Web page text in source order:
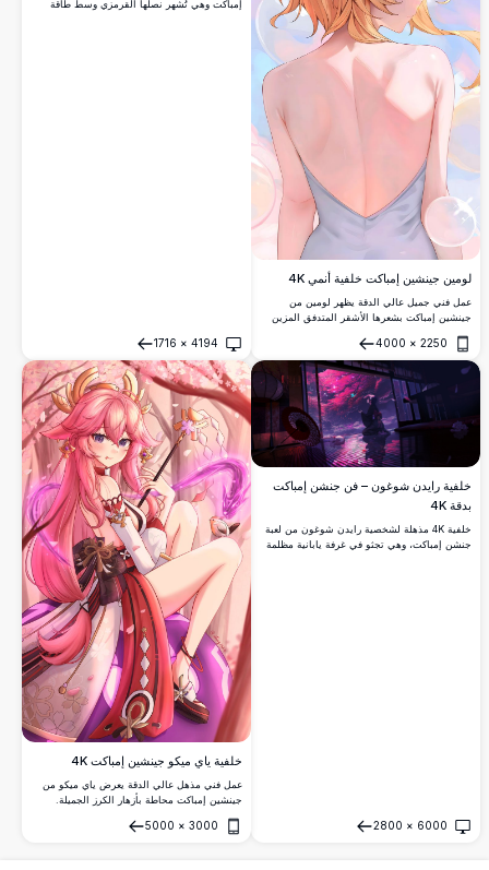
لومين جينشين إمباكت خلفية أنمي 4K
عمل فني جميل عالي الدقة يظهر لومين من
جينشين إمباكت بشعرها الأشقر المتدفق المزين
الناعمة والجو الحالم يخلقان جمالية هادئة وأثيرية
مثالية لعشاق الأنمي ومحبي جينشين إمباكت.
2250
×
4000
فتح
إمباكت وهي تُشهر نصلها القرمزي وسط طاقة
4194
×
1716
فتح
خلفية رايدن شوغون – فن جنشن إمباكت
بدقة 4K
خلفية 4K مذهلة لشخصية رايدن شوغون من لعبة
جنشن إمباكت، وهي تجثو في غرفة يابانية مظلمة
6000
×
2800
فتح
خلفية ياي ميكو جينشين إمباكت 4K
عمل فني مذهل عالي الدقة يعرض ياي ميكو من
جينشين إمباكت محاطة بأزهار الكرز الجميلة.
بألوان وردية وبنفسجية نابضة بالحياة مع تفاصيل
3000
×
5000
فتح